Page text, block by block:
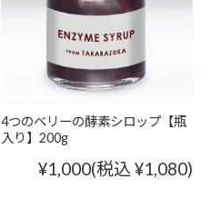
4つのベリーの酵素シロップ【瓶
入り】200g
¥1,000(税込 ¥1,080)